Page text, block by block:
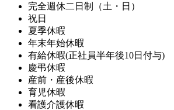
完全週休二日制（土・日）
祝日
夏季休暇
年末年始休暇
有給休暇(正社員半年後10日付与)
慶弔休暇
産前・産後休暇
育児休暇
看護介護休暇